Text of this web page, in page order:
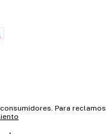
Para reclamos